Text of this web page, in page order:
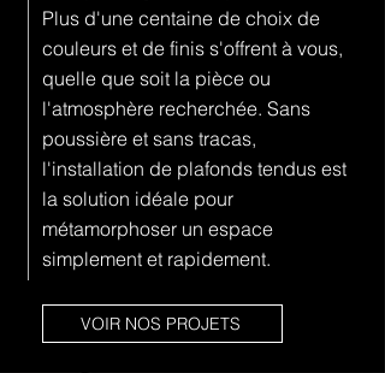
Plus d'une centaine de choix de
couleurs et de finis s'offrent à vous,
quelle que soit la pièce ou
l'atmosphère recherchée. Sans
poussière et sans tracas,
l'installation de plafonds tendus est
la solution idéale pour
métamorphoser un espace
simplement et rapidement.
VOIR NOS PROJETS